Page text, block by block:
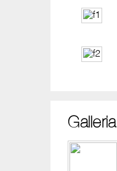
Galleria